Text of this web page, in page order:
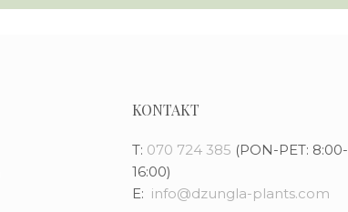
KONTAKT
T: 070 724 385 (PON-PET: 8:00-
16:00)
E: info@dzungla-plants.com